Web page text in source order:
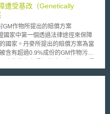
和製造商; (3) 第三方服務者 (4) 傳
星產業等。並且，為了促進地方和
強化社區防範和因應，乃特別強調
Commercial Mobile Service
指稱「被選定自願性參與負責公共
者」。 截至2014年4月底，本法
與發展當持續關注之。
療記錄法官分別分析如下： 一、
有一份諮詢記錄受到著作權的保
以連續記述的方式呈現出個人精神
有多個作者，僅僅標記姓名、醫療
以呈現出個人精神智慧的表現，僅
這些記錄無法受到著作權的保護。
處方籤，只有姓名、藥物治療、劑
記錄都不足以作為著作權的保護的
基於轉診信的目的考量，固定的格
遭受基改（Genetically
作物所提出的賠償方案
國家中第一個透過法律途徑來保障
國家。丹麥所提出的賠償方案為當
含有超過0.9%成份的GM作物污
審慎地預防污染的發生，未來賠償